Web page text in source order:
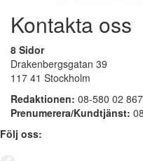
Kontakta oss
8 Sidor
Drakenbergsgatan 39
117 41 Stockholm
Redaktionen: 08-580 02 867
Prenumerera/Kundtjänst:
Följ oss: